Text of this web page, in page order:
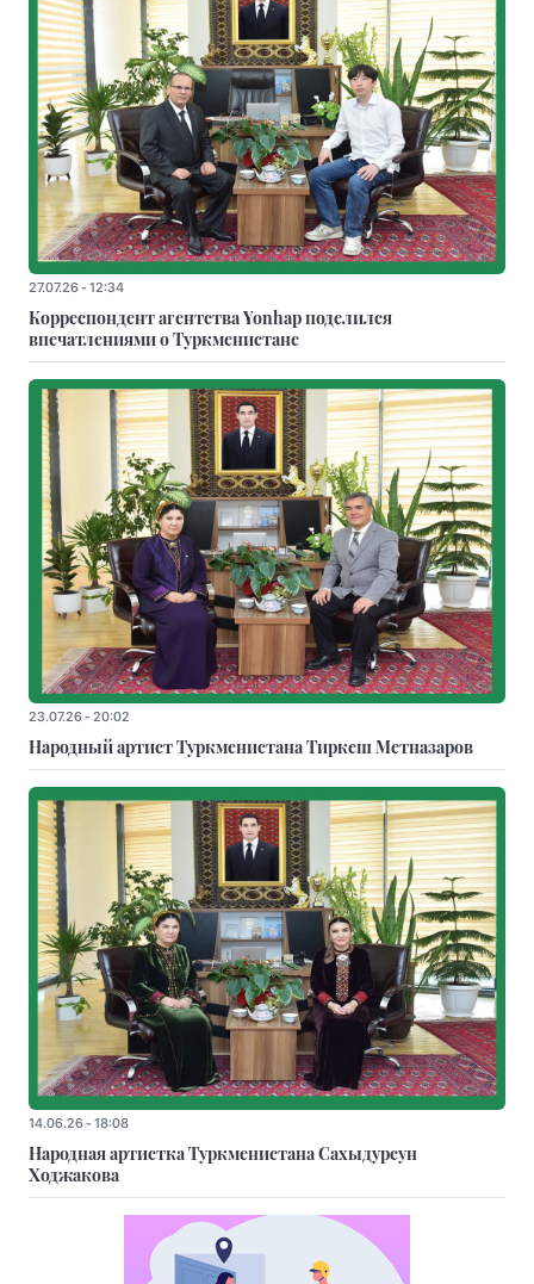
27.07.26 - 12:34
Корреспондент агентства Yonhap поделился
впечатлениями о Туркменистане
23.07.26 - 20:02
Народный артист Туркменистана Тиркеш Мeтназаров
14.06.26 - 18:08
Народная артистка Туркменистана Сахыдурсун
Ходжакова